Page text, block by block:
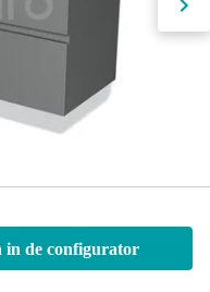
in de configurator